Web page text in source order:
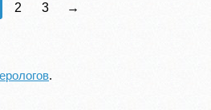
2 3 →
.